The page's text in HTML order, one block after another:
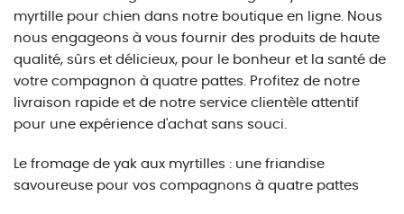
myrtille pour chien dans notre boutique en ligne. Nous
nous engageons à vous fournir des produits de haute
qualité, sûrs et délicieux, pour le bonheur et la santé de
votre compagnon à quatre pattes. Profitez de notre
livraison rapide et de notre service clientèle attentif
pour une expérience d'achat sans souci.
Le fromage de yak aux myrtilles : une friandise
savoureuse pour vos compagnons à quatre pattes